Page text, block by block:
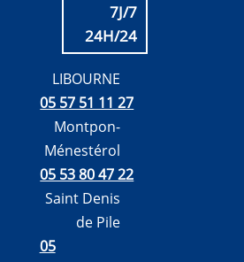
7J/7
24H/24
LIBOURNE
05 57 51 11 27
Montpon-
Ménestérol
05 53 80 47 22
Saint Denis
de Pile
05